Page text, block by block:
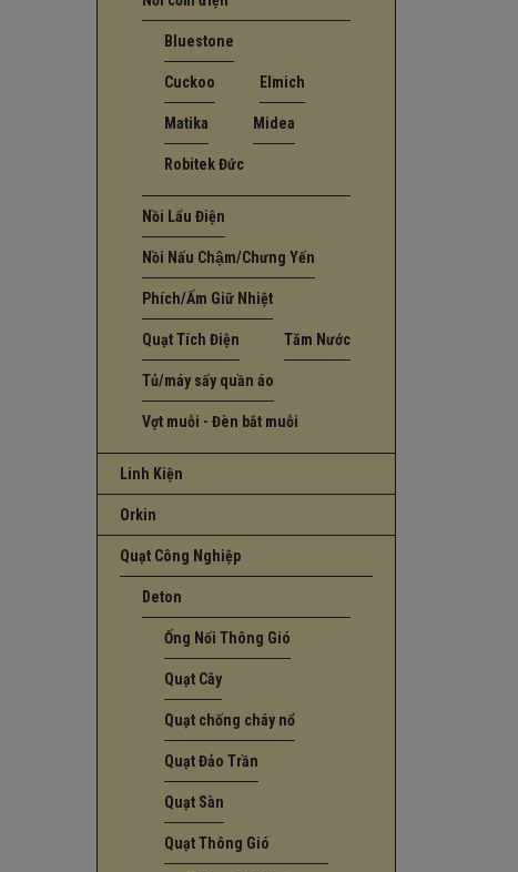
Bluestone
Cuckoo Elmich
Matika Midea
Robitek Đức
Nồi Lẩu Điện
Nồi Nấu Chậm/Chưng Yến
Phích/Ấm Giữ Nhiệt
Quạt Tích Điện Tăm Nước
Tủ/máy sấy quần áo
Vợt muỗi - Đèn bắt muỗi
Linh Kiện
Orkin
Quạt Công Nghiệp
Deton
Ống Nối Thông Gió
Quạt Cây
Quạt chống cháy nổ
Quạt Đảo Trần
Quạt Sàn
Quạt Thông Gió